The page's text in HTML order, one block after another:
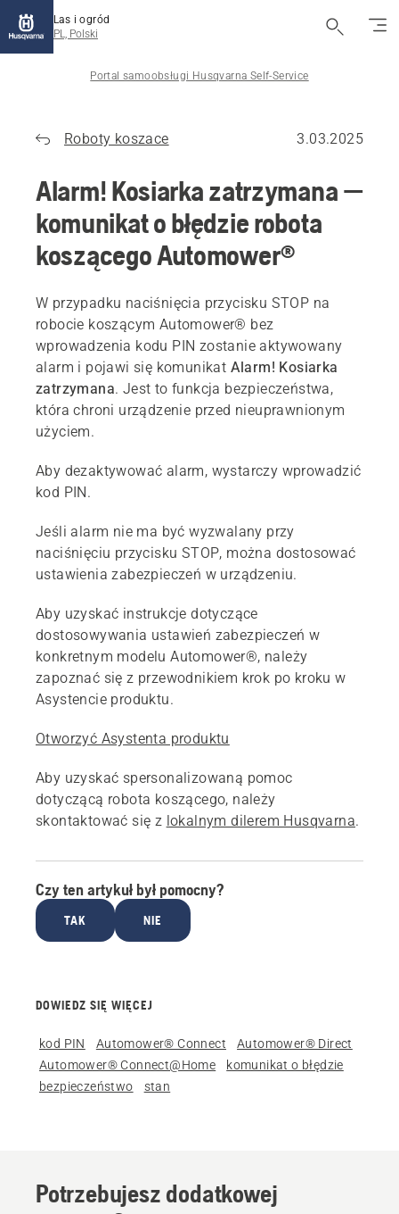
Las i ogród
PL, Polski
Portal samoobsługi Husqvarna Self-Service
Roboty koszace 3.03.2025
Alarm! Kosiarka zatrzymana —
komunikat o błędzie robota
koszącego Automower®
W przypadku naciśnięcia przycisku STOP na
robocie koszącym Automower® bez
wprowadzenia kodu PIN zostanie aktywowany
alarm i pojawi się komunikat Alarm! Kosiarka
zatrzymana. Jest to funkcja bezpieczeństwa,
która chroni urządzenie przed nieuprawnionym
użyciem.
Aby dezaktywować alarm, wystarczy wprowadzić
kod PIN.
Jeśli alarm nie ma być wyzwalany przy
naciśnięciu przycisku STOP, można dostosować
ustawienia zabezpieczeń w urządzeniu.
Aby uzyskać instrukcje dotyczące
dostosowywania ustawień zabezpieczeń w
konkretnym modelu Automower®, należy
zapoznać się z przewodnikiem krok po kroku w
Asystencie produktu.
Otworzyć Asystenta produktu
Aby uzyskać spersonalizowaną pomoc
dotyczącą robota koszącego, należy
skontaktować się z lokalnym dilerem Husqvarna.
Czy ten artykuł był pomocny?
TAK NIE
DOWIEDZ SIĘ WIĘCEJ
kod PIN Automower® Connect
Automower® Direct
Automower® Connect@Home
komunikat o błędzie
bezpieczeństwo
stan
Potrzebujesz dodatkowej